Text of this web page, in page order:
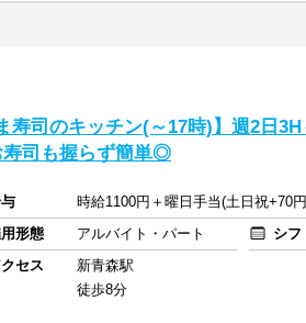
寿司のキッチン(～17時)】週2日
寿司も握らず簡単◎
時給1100円＋曜日手当(土日祝+70
形態
アルバイト・パート シフ
セス
新青森駅
徒歩8分